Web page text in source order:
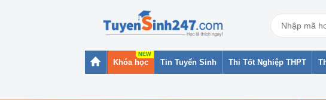
Khóa học Tin Tuyển Sinh Thi Tốt Nghiệp THPT